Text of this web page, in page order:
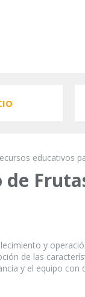
educativos
y
de las
y el equipo con